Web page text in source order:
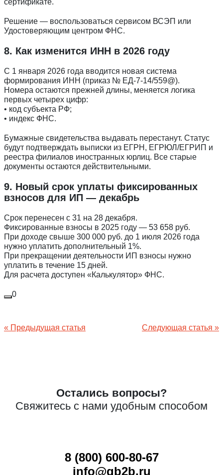
сертификате.
Решение — воспользоваться сервисом ВСЭП или
Удостоверяющим центром ФНС.
8. Как изменится ИНН в 2026 году
С 1 января 2026 года вводится новая система
формирования ИНН (приказ № ЕД-7-14/559@).
Номера остаются прежней длины, меняется логика
первых четырех цифр:
• код субъекта РФ;
• индекс ФНС.
Бумажные свидетельства выдавать перестанут. Статус
будут подтверждать выписки из ЕГРН, ЕГРЮЛ/ЕГРИП и
реестра филиалов иностранных юрлиц. Все старые
документы остаются действительными.
9. Новый срок уплаты фиксированных
взносов для ИП — декабрь
Срок перенесен с 31 на 28 декабря.
Фиксированные взносы в 2025 году — 53 658 руб.
При доходе свыше 300 000 руб. до 1 июля 2026 года
нужно уплатить дополнительный 1%.
При прекращении деятельности ИП взносы нужно
уплатить в течение 15 дней.
Для расчета доступен «Калькулятор» ФНС.
0
Навигация
« Предыдущая статья Следующая статья »
Остались вопросы?
Свяжитесь с нами удобным способом
8 (800) 600-80-67
info@qb2b.ru
Введите ваш номер телефона и мы вам
перезвоним!
Нажимая кнопку отправить я
ПринимаюПолитику конфиденциальности
Даю Согласие на обработку персональных данных